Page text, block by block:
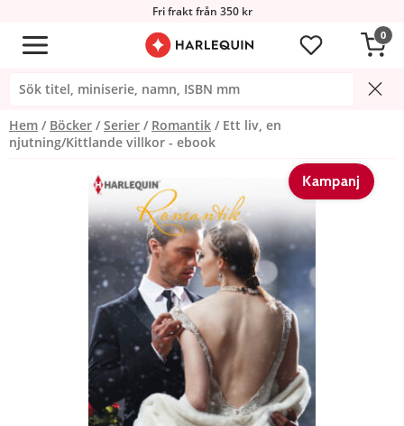
Fri frakt från 350 kr
0
Hem Böcker Serier Romantik
Ett liv, en
njutning/Kittlande villkor - ebook
Kampanj